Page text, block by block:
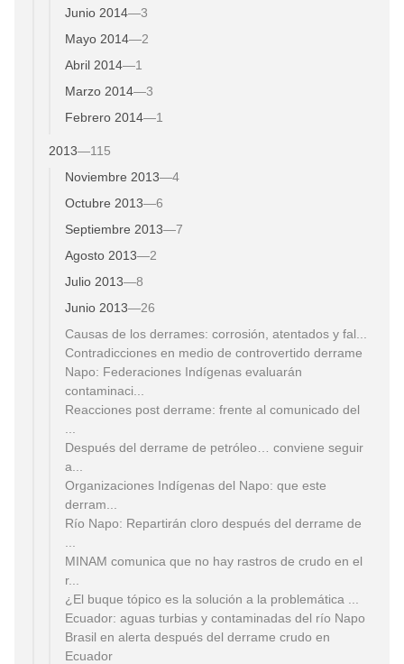
Junio 2014—3
Mayo 2014—2
Abril 2014—1
Marzo 2014—3
Febrero 2014—1
2013—115
Noviembre 2013—4
Octubre 2013—6
Septiembre 2013—7
Agosto 2013—2
Julio 2013—8
Junio 2013—26
Causas de los derrames: corrosión, atentados y fal...
Contradicciones en medio de controvertido derrame
Napo: Federaciones Indígenas evaluarán
contaminaci...
Reacciones post derrame: frente al comunicado del
Después del derrame de petróleo… conviene seguir
a...
Organizaciones Indígenas del Napo: que este
derram...
Río Napo: Repartirán cloro después del derrame de
MINAM comunica que no hay rastros de crudo en el
r...
¿El buque tópico es la solución a la problemática ...
Ecuador: aguas turbias y contaminadas del río Napo
Brasil en alerta después del derrame crudo en
Ecuador